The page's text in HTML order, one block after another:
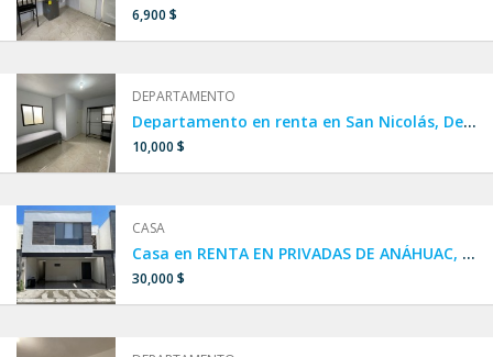
6,900 $
DEPARTAMENTO
Departamento en renta en San Nicolás, Departamento amueblado cerca de UANL, Departamento amueblado cerca de la clínica 6 IMSS, AMUEBLADO por UNIVERSIDAD Y CLÍNICA 6 IMSS,departamento en colonia Nuevo Periférico,Iturbide
10,000 $
CASA
Casa en RENTA EN PRIVADAS DE ANÁHUAC, Escobedo, cerca de Concordia y República
30,000 $